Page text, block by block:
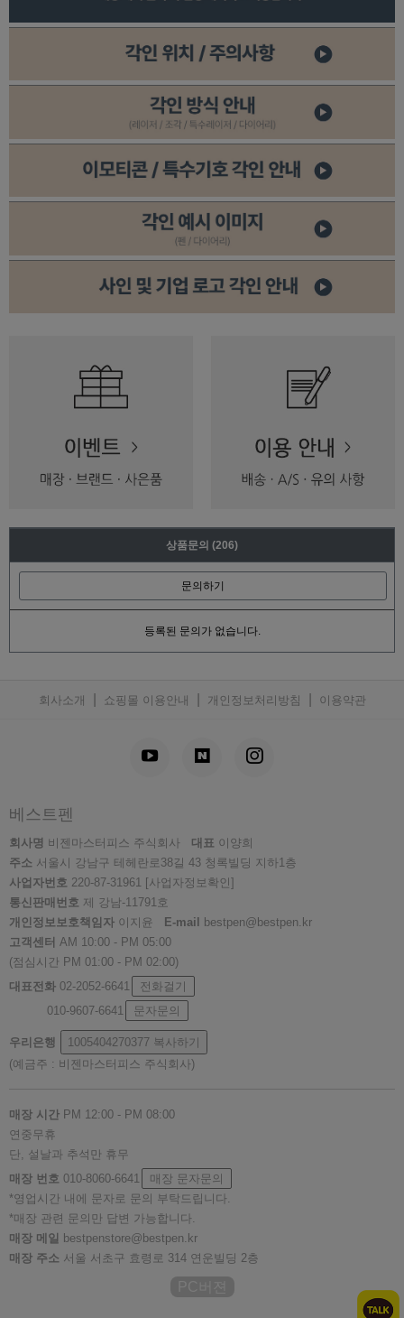
상품문의 (206)
문의하기
등록된 문의가 없습니다.
회사소개 쇼핑몰 이용안내 개인정보처리방침 이용약관
베스트펜
회사명 비젠마스터피스 주식회사 대표 이양희
주소 서울시 강남구 테헤란로38길 43 청록빌딩 지하1층
사업자번호 220-87-31961
[사업자정보확인]
통신판매번호 제 강남-11791호
개인정보보호책임자 이지윤 E-mail
bestpen@bestpen.kr
고객센터 AM 10:00 - PM 05:00
(점심시간 PM 01:00 - PM 02:00)
대표전화 02-2052-6641
전화걸기
010-9607-6641
문자문의
우리은행 1005404270377 복사하기
(예금주 : 비젠마스터피스 주식회사)
매장 시간 PM 12:00 - PM 08:00
연중무휴
단, 설날과 추석만 휴무
매장 번호 010-8060-6641
매장 문자문의
*영업시간 내에 문자로 문의 부탁드립니다.
*매장 관련 문의만 답변 가능합니다.
매장 메일 bestpenstore@bestpen.kr
매장 주소 서울 서초구 효령로 314 연운빌딩 2층